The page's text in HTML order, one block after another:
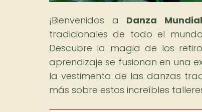
¡Bienvenidos a Danza Mundial
tradicionales de todo el
Descubre la magia de los
aprendizaje se fusionan en una
la vestimenta de las danzas
más sobre estos increíbles